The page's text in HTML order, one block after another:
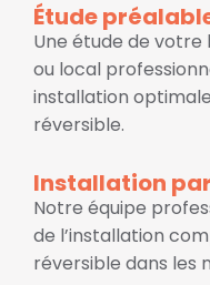
Étude
Une étude de
ou local
installation
réversible.
Installation
Notre équipe
de l’installation
réversible dans les